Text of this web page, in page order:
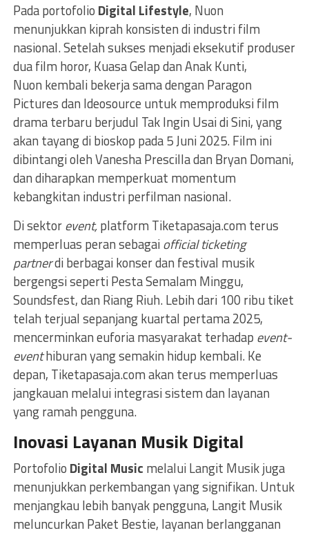
Pada portofolio Digital Lifestyle, Nuon
menunjukkan kiprah konsisten di industri film
nasional. Setelah sukses menjadi eksekutif produser
dua film horor, Kuasa Gelap dan Anak Kunti,
Nuon kembali bekerja sama dengan Paragon
Pictures dan Ideosource untuk memproduksi film
drama terbaru berjudul Tak Ingin Usai di Sini, yang
akan tayang di bioskop pada 5 Juni 2025. Film ini
dibintangi oleh Vanesha Prescilla dan Bryan Domani,
dan diharapkan memperkuat momentum
kebangkitan industri perfilman nasional.
Di sektorevent,platform Tiketapasaja.com terus
memperluas peran sebagaiofficial ticketing
partnerdi berbagai konser dan festival musik
bergengsi seperti Pesta Semalam Minggu,
Soundsfest, dan Riang Riuh. Lebih dari 100 ribu tiket
telah terjual sepanjang kuartal pertama 2025,
mencerminkan euforia masyarakat terhadap event-
eventhiburan yang semakin hidup kembali. Ke
depan, Tiketapasaja.com akan terus memperluas
jangkauan melalui integrasi sistem dan layanan
yang ramah pengguna.
Inovasi Layanan Musik Digital
Portofolio Digital Music melalui Langit Musik juga
menunjukkan perkembangan yang signifikan. Untuk
menjangkau lebih banyak pengguna, Langit Musik
meluncurkan Paket Bestie, layanan berlangganan